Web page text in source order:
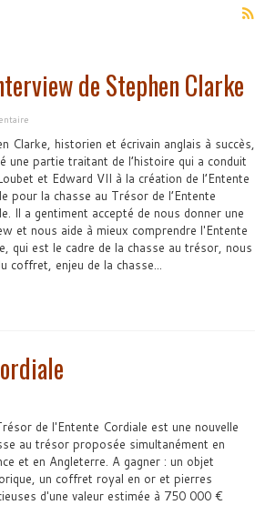
de Stephen Clarke
Clarke, historien et écrivain anglais à succès,
une partie traitant de l’histoire qui a conduit
et Edward VII à la création de l’Entente
pour la chasse au Trésor de l’Entente
Il a gentiment accepté de nous donner une
et nous aide à mieux comprendre l'Entente
qui est le cadre de la chasse au trésor, nous
coffret, enjeu de la chasse...
de l'Entente Cordiale est une nouvelle
au trésor proposée simultanément en
et en Angleterre. A gagner : un objet
un coffret royal en or et pierres
d'une valeur estimée à 750 000 €